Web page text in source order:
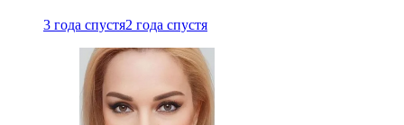
3 года спустя2 года спустя